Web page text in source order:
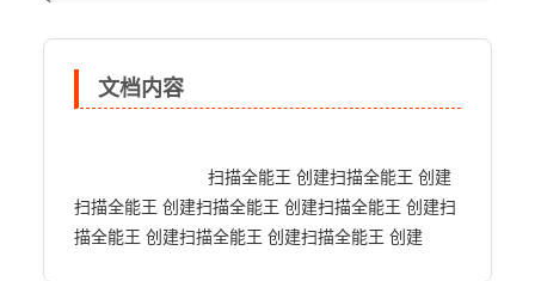
文档内容
扫描全能王 创建扫描全能王 创建扫描全能王 创建扫
描全能王 创建扫描全能王 创建扫描全能王 创